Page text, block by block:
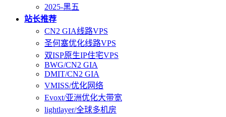
2025-黑五
站长推荐
CN2 GIA线路VPS
圣何塞优化线路VPS
双ISP原生IP住宅VPS
BWG/CN2 GIA
DMIT/CN2 GIA
VMISS/优化网络
Evoxt/亚洲优化大带宽
lightlayer/全球多机房